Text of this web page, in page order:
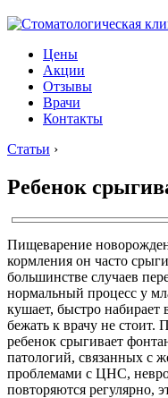
Цены
Акции
Отзывы
Врачи
Контакты
Статьи ›
Ребенок
Пищеварение
кормления он часто
большинстве случаев
нормальный процесс у
кушает, быстро набирает
бежать к врачу не стоит.
ребенок срыгивает
патологий, связанных с
проблемами с ЦНС,
повторяются регулярно,